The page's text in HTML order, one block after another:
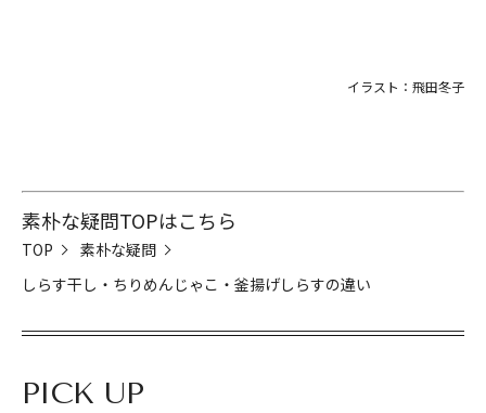
イラスト：飛田冬子
素朴な疑問TOPはこちら
TOP
素朴な疑問
しらす干し・ちりめんじゃこ・釜揚げしらすの違い
PICK UP